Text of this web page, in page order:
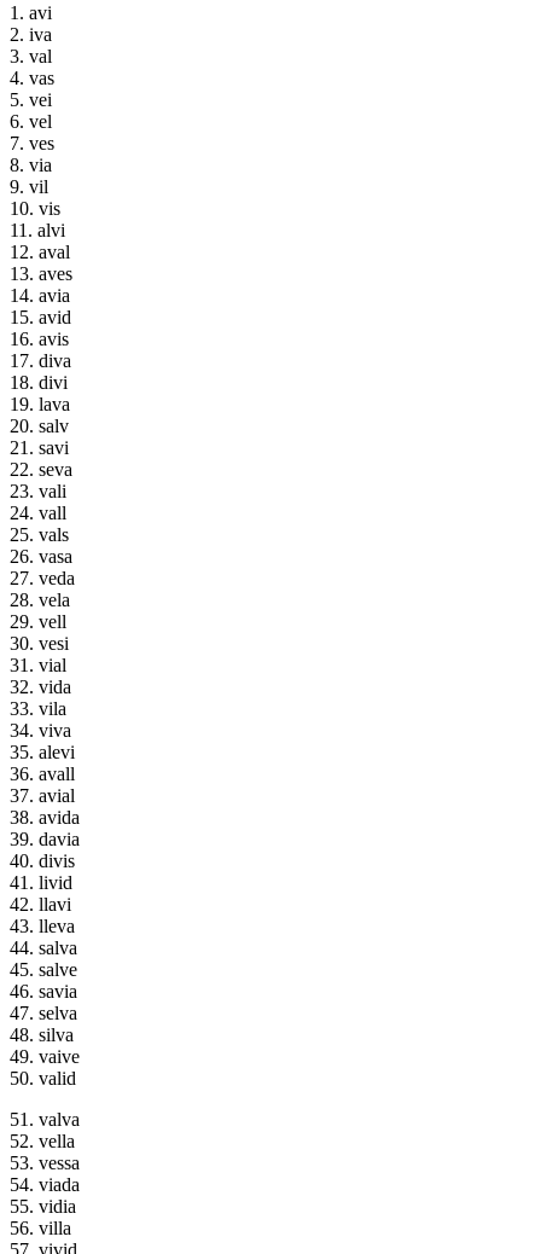
1. avi
2. iva
3. val
4. vas
5. vei
6. vel
7. ves
8. via
9. vil
10. vis
11. alvi
12. aval
13. aves
14. avia
15. avid
16. avis
17. diva
18. divi
19. lava
20. salv
21. savi
22. seva
23. vali
24. vall
25. vals
26. vasa
27. veda
28. vela
29. vell
30. vesi
31. vial
32. vida
33. vila
34. viva
35. alevi
36. avall
37. avial
38. avida
39. davia
40. divis
41. livid
42. llavi
43. lleva
44. salva
45. salve
46. savia
47. selva
48. silva
49. vaive
50. valid
51. valva
52. vella
53. vessa
54. viada
55. vidia
56. villa
57. vivid